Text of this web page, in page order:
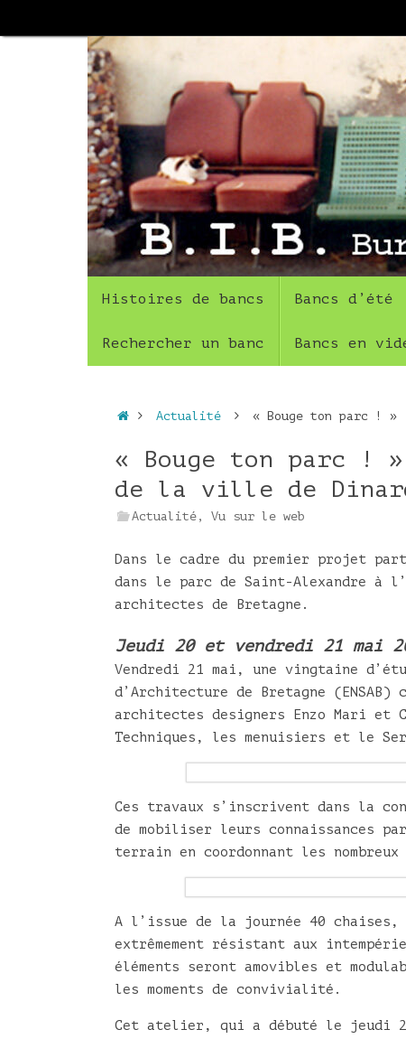
au
Histoires de bancs Bancs d’été
Rechercher un banc Bancs en
Accueil
Actualité « Bouge ton parc !
« Bouge ton parc
de la ville de
Actualité, Vu sur le web
Dans le cadre du premier projet
dans le parc de Saint-Alexandre à
architectes de Bretagne.
Jeudi 20 et vendredi 21 mai
Vendredi 21 mai, une vingtaine
d’Architecture de Bretagne
architectes designers Enzo Mari
Techniques, les menuisiers et le
Ces travaux s’inscrivent dans la
de mobiliser leurs connaissances
terrain en coordonnant les
A l’issue de la journée 40
extrêmement résistant aux
éléments seront amovibles et
les moments de convivialité.
Cet atelier, qui a débuté le jeudi